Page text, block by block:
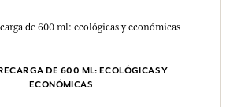
DE 600 ML: ECOLÓGICAS Y
ECONÓMICAS